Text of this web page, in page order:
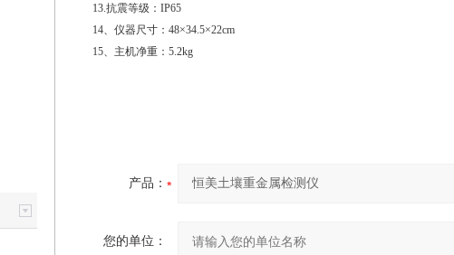
13.抗震等级：IP65
14、仪器尺寸：48×34.5×22cm
15、主机净重：5.2kg
产品：
您的单位：